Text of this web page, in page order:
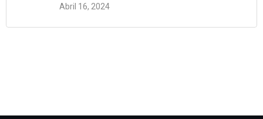
Abril 16, 2024